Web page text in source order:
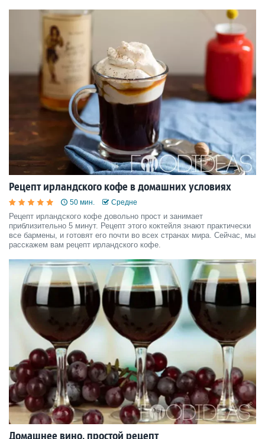
вариант. Сегодня, мы расскажем вам, как приготовить кокте
Рецепт ирландского кофе в домашних условиях
50 мин. Средне
Рецепт ирландского кофе довольно прост и занимает
приблизительно 5 минут. Рецепт этого коктейля знают практически
все бармены, и готовят его почти во всех странах мира. Сейчас, мы
расскажем вам рецепт ирландского кофе.
Домашнее вино, простой рецепт